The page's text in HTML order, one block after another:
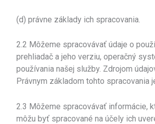
(d) právne základy ich spracovania.
2.2 Môžeme spracovávať údaje o
prehliadač a jeho verziu, operačný
používania našej služby. Zdrojom
Právnym základom tohto spracovania
2.3 Môžeme spracovávať informácie,
môžu byť spracované na účely ich